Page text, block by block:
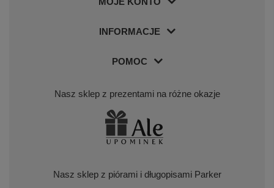
INFORMACJE
POMOC
Nasz sklep z prezentami na różne okazje
Nasz sklep z piórami i długopisami Parker